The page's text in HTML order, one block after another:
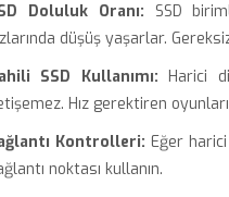
Doluluk Oranı: SSD
düşüş yaşarlar.
SSD Kullanımı: Harici
Hız gerektiren
Kontrolleri: Eğer
noktası kullanın.